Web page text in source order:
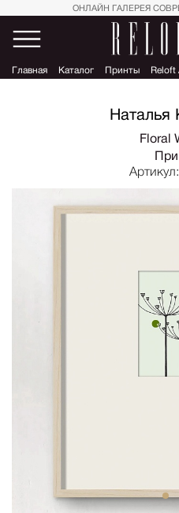
ОНЛАЙН ГАЛЕРЕЯ
Главная Каталог Принты Reloft
Наталья
Floral
Артикул: